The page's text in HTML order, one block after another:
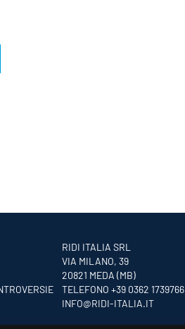
RIDI ITALIA SRL
VIA MILANO, 39
20821 MEDA (MB)
TELEFONO +39 0362 1739766
INFO@RIDI-ITALIA.IT